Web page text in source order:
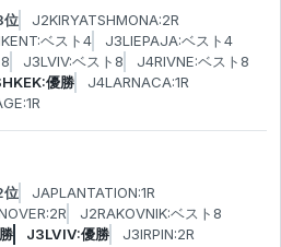
位
J2KIRYATSHMONA:2R
ベスト4
J3LIEPAJA:ベスト4
J3LVIV:ベスト8
J4RIVNE:ベスト8
優勝
J4LARNACA:1R
位
JAPLANTATION:1R
J2RAKOVNIK:ベスト8
J3LVIV:優勝
J3IRPIN:2R